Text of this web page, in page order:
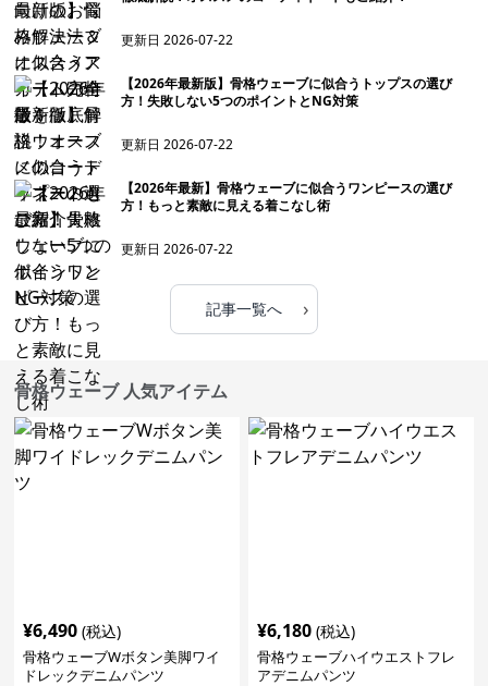
更新日2026-07-22
【2026年最新版】骨格ウェーブに似合うトップスの選び
方！失敗しない5つのポイントとNG対策
更新日2026-07-22
【2026年最新】骨格ウェーブに似合うワンピースの選び
方！もっと素敵に見える着こなし術
更新日2026-07-22
記事一覧へ ›
骨格ウェーブ 人気アイテム
¥6,490 (税込)
骨格ウェーブWボタン美脚ワイ
ドレックデニムパンツ
¥6,180 (税込)
骨格ウェーブハイウエストフレ
アデニムパンツ